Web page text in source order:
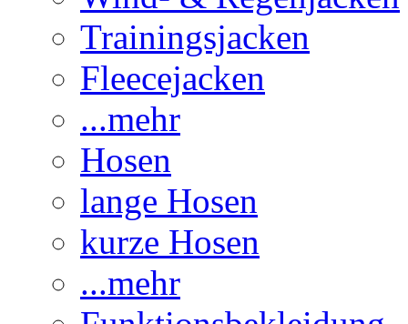
Trainingsjacken
Fleecejacken
...mehr
Hosen
lange Hosen
kurze Hosen
...mehr